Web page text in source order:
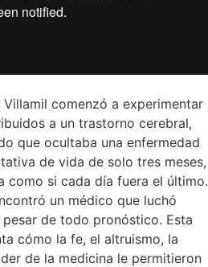
comenzó a experimentar
a un trastorno cerebral,
que ocultaba una enfermedad
de vida de solo tres meses,
como si cada día fuera el último.
un médico que luchó
de todo pronóstico. Esta
cómo la fe, el altruismo, la
de la medicina le permitieron